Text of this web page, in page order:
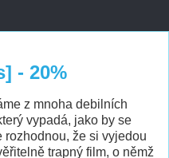
- 20%
z mnoha debilních
vypadá, jako by se
rozhodnou, že si vyjedou
trapný film, o němž